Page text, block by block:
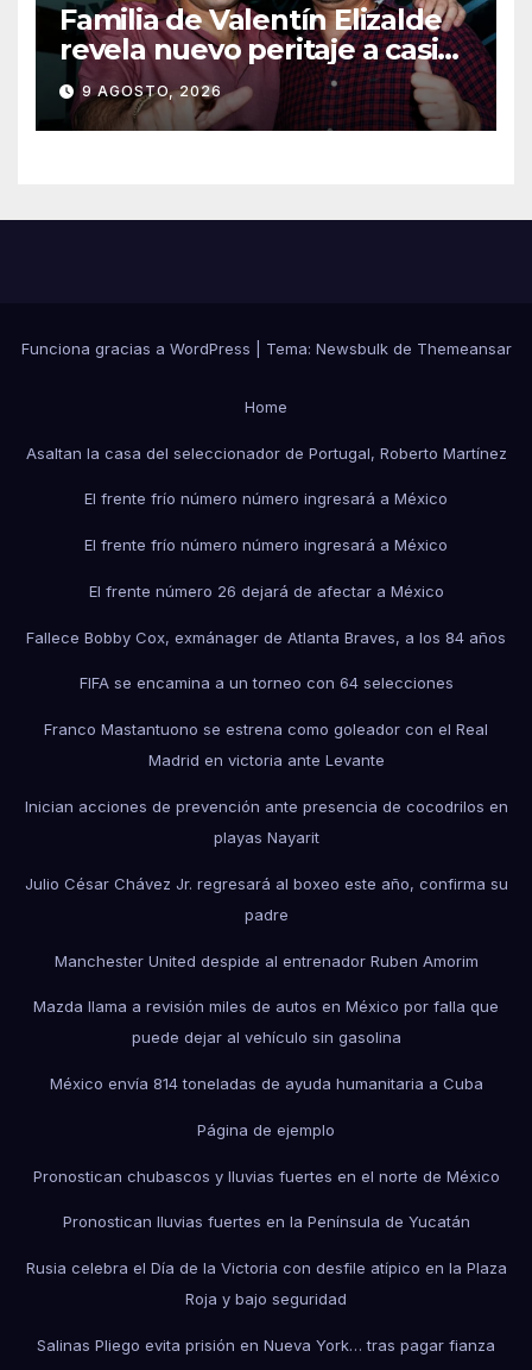
Familia de Valentín Elizalde
revela nuevo peritaje a casi
20 años de su homîcîdîo
9 AGOSTO, 2026
Funciona gracias a WordPress Tema: Newsbulkde Themeansar
Home
Asaltan la casa del seleccionador de Portugal, Roberto Martínez
El frente frío número número ingresará a México
El frente frío número número ingresará a México
El frente número 26 dejará de afectar a México
Fallece Bobby Cox, exmánager de Atlanta Braves, a los 84 años
FIFA se encamina a un torneo con 64 selecciones
Franco Mastantuono se estrena como goleador con el Real
Madrid en victoria ante Levante
Inician acciones de prevención ante presencia de cocodrilos en
playas Nayarit
Julio César Chávez Jr. regresará al boxeo este año, confirma su
padre
Manchester United despide al entrenador Ruben Amorim
Mazda llama a revisión miles de autos en México por falla que
puede dejar al vehículo sin gasolina
México envía 814 toneladas de ayuda humanitaria a Cuba
Página de ejemplo
Pronostican chubascos y lluvias fuertes en el norte de México
Pronostican lluvias fuertes en la Península de Yucatán
Rusia celebra el Día de la Victoria con desfile atípico en la Plaza
Roja y bajo seguridad
Salinas Pliego evita prisión en Nueva York… tras pagar fianza